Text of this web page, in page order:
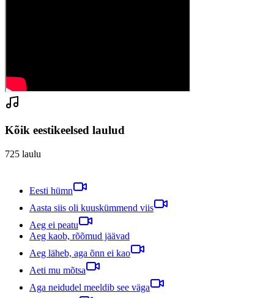
Kõik eestikeelsed laulud
725 laulu
Eesti hümn
Aasta siis oli kuuskümmend viis
Aeg ei peatu
Aeg kaob, rõõmud jäävad
Aeg läheb, aga õnn ei kao
Aeti mu mõtsa
Aga neidudel meeldib see väga